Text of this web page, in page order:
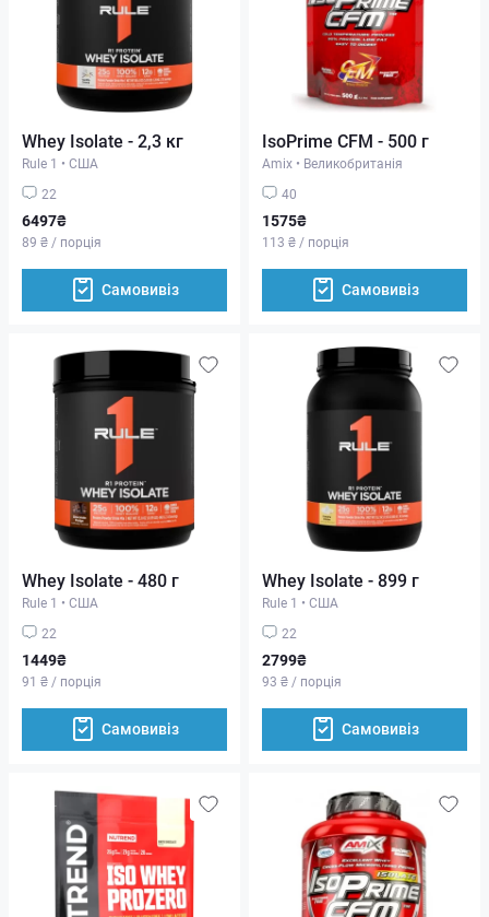
Whey Isolate - 2,3 кг
Rule 1 • США
22
6497₴
89 ₴ / порція
Самовивіз
IsoPrime CFM - 500 г
Amix • Великобританія
40
1575₴
113 ₴ / порція
Самовивіз
Whey Isolate - 480 г
Rule 1 • США
22
1449₴
91 ₴ / порція
Самовивіз
Whey Isolate - 899 г
Rule 1 • США
22
2799₴
93 ₴ / порція
Самовивіз